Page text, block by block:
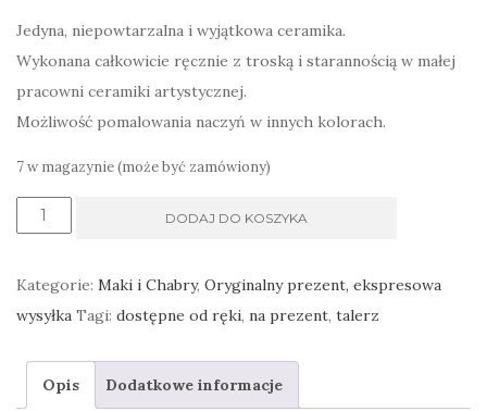
Jedyna, niepowtarzalna i wyjątkowa ceramika.
Wykonana całkowicie ręcznie z troską i starannością w małej
pracowni ceramiki artystycznej.
Możliwość pomalowania naczyń w innych kolorach.
7 w magazynie (może być zamówiony)
ilość
karminowe
wiśniowe
DODAJ DO KOSZYKA
Kategorie: Maki i Chabry, Oryginalny prezent, ekspresowa
wysyłka Tagi: dostępne od ręki, na prezent, talerz
Opis Dodatkowe informacje